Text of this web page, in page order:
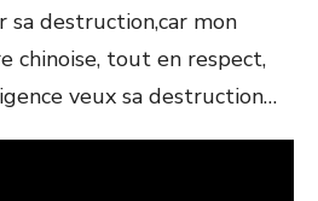
sa destruction,car mon
chinoise, tout en respect,
veux sa destruction…